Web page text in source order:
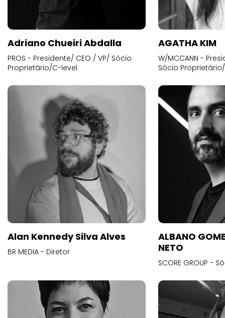
Adriano Chueiri Abdalla
PROS - Presidente/ CEO / VP/ Sócio
Proprietário/C-level
AGATHA KIM
W/MCCANN -
Sócio
Alan Kennedy Silva Alves
BR MEDIA - Diretor
ALBANO
NETO
SCORE GROUP -